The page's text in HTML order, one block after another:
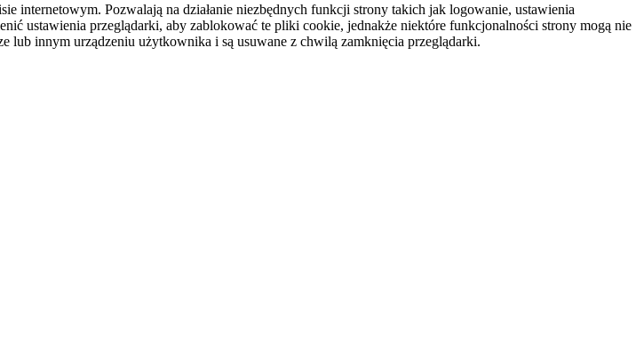
internetowym. Pozwalają na działanie niezbędnych funkcji strony takich jak logowanie, ustawienia
ustawienia przeglądarki, aby zablokować te pliki cookie, jednakże niektóre funkcjonalności strony mogą nie
lub innym urządzeniu użytkownika i są usuwane z chwilą zamknięcia przeglądarki.